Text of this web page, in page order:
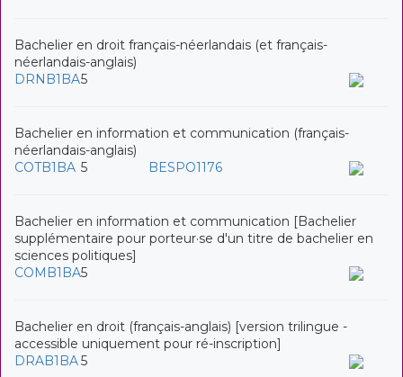
Bachelier en droit français-néerlandais (et français-
néerlandais-anglais)
DRNB1BA5
Bachelier en information et communication (français-
néerlandais-anglais)
COTB1BA 5 BESPO1176
Bachelier en information et communication [Bachelier
supplémentaire pour porteur·se d'un titre de bachelier en
sciences politiques]
COMB1BA5
Bachelier en droit (français-anglais) [version trilingue -
accessible uniquement pour ré-inscription]
DRAB1BA5